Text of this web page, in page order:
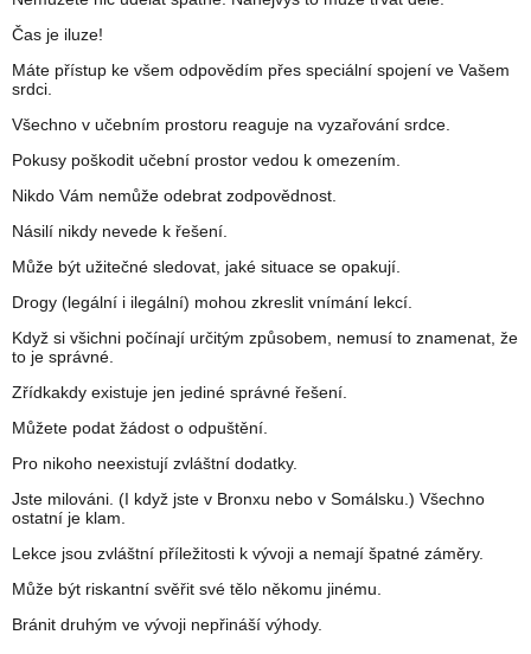
Čas je iluze!
Máte přístup ke všem odpovědím přes speciální spojení ve Vašem
srdci.
Všechno v učebním prostoru reaguje na vyzařování srdce.
Pokusy poškodit učební prostor vedou k omezením.
Nikdo Vám nemůže odebrat zodpovědnost.
Násilí nikdy nevede k řešení.
Může být užitečné sledovat, jaké situace se opakují.
Drogy (legální i ilegální) mohou zkreslit vnímání lekcí.
Když si všichni počínají určitým způsobem, nemusí to znamenat, že
to je správné.
Zřídkakdy existuje jen jediné správné řešení.
Můžete podat žádost o odpuštění.
Pro nikoho neexistují zvláštní dodatky.
Jste milováni. (I když jste v Bronxu nebo v Somálsku.) Všechno
ostatní je klam.
Lekce jsou zvláštní příležitosti k vývoji a nemají špatné záměry.
Může být riskantní svěřit své tělo někomu jinému.
Bránit druhým ve vývoji nepřináší výhody.